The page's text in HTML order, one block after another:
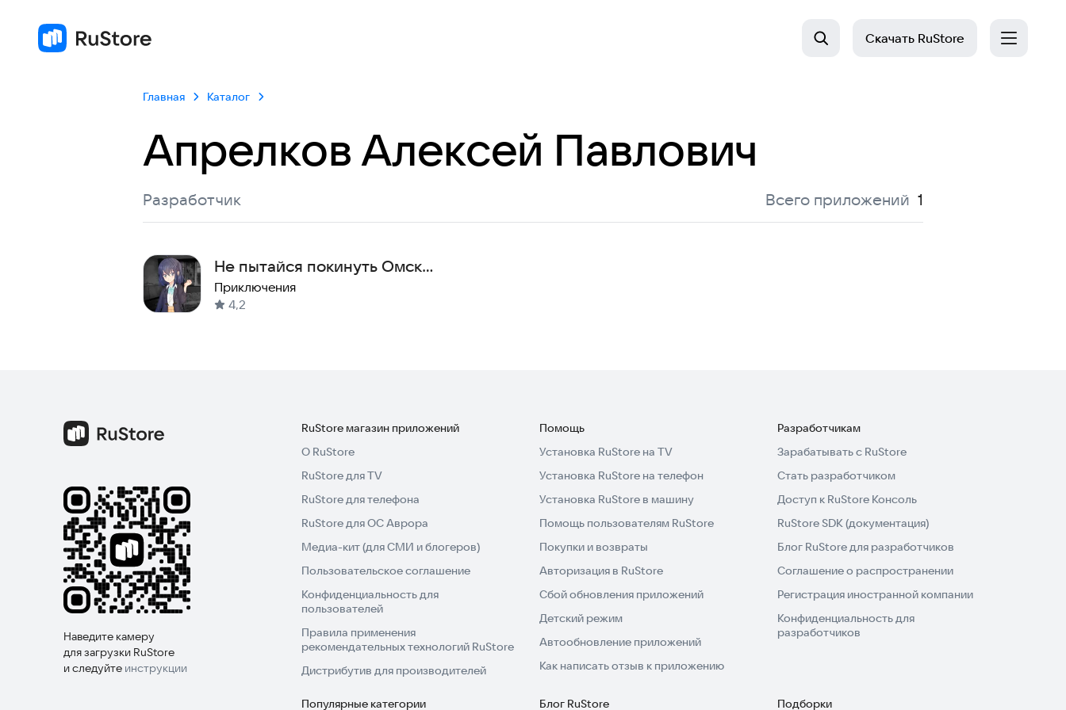
Скачать RuStore
Главная Каталог
Апрелков Алексей Павлович
Разработчик Всего приложений 1
Не пытайся покинуть Омск
Визуальная новелла
Приключения
4,2
Наведите камеру
для загрузки RuStore
и следуйте инструкции
RuStore магазин приложений
О RuStore
RuStore для TV
RuStore для телефона
RuStore для ОС Аврора
Медиа-кит (для СМИ и блогеров)
Пользовательское соглашение
Конфиденциальность для
пользователей
Правила применения
рекомендательных технологий RuStore
Дистрибутив для производителей
Помощь
Установка RuStore на TV
Установка RuStore на телефон
Установка RuStore в машину
Помощь пользователям RuStore
Покупки и возвраты
Авторизация в RuStore
Сбой обновления приложений
Детский режим
Автообновление приложений
Как написать отзыв к приложению
Разработчикам
Зарабатывать с RuStore
Стать разработчиком
Доступ к RuStore Консоль
RuStore SDK (документация)
Блог RuStore для разработчиков
Соглашение о распространении
Регистрация иностранной компании
Конфиденциальность для
разработчиков
Популярные категории Блог RuStore Подборки